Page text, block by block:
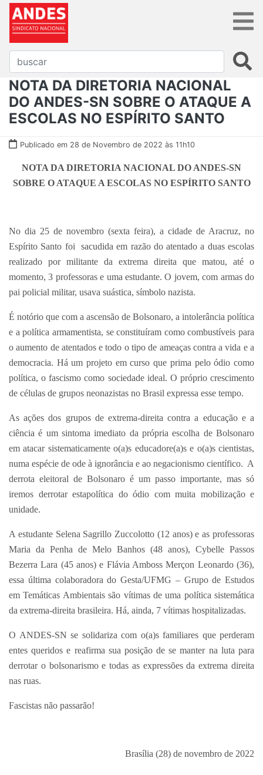
NOTA DA DIRETORIA NACIONAL
DO ANDES-SN SOBRE O ATAQUE A
ESCOLAS NO ESPÍRITO SANTO
Publicado em 28 de Novembro de 2022 às 11h10
NOTA DA DIRETORIA NACIONAL DO ANDES-SN
SOBRE O ATAQUE A ESCOLAS NO ESPÍRITO SANTO
No dia 25 de novembro (sexta feira), a cidade de Aracruz, no
Espírito Santo foi sacudida em razão do atentado a duas escolas
realizado por militante da extrema direita que matou, até o
momento, 3 professoras e uma estudante. O jovem, com armas do
pai policial militar, usava suástica, símbolo nazista.
É notório que com a ascensão de Bolsonaro, a intolerância política
e a política armamentista, se constituíram como combustíveis para
o aumento de atentados e todo o tipo de ameaças contra a vida e a
democracia. Há um projeto em curso que prima pelo ódio como
política, o fascismo como sociedade ideal. O próprio crescimento
de células de grupos neonazistas no Brasil expressa esse tempo.
As ações dos grupos de extrema-direita contra a educação e a
ciência é um sintoma imediato da própria escolha de Bolsonaro
em atacar sistematicamente o(a)s educadore(a)s e o(a)s cientistas,
numa espécie de ode à ignorância e ao negacionismo científico. A
derrota eleitoral de Bolsonaro é um passo importante, mas só
iremos derrotar estapolítica do ódio com muita mobilização e
unidade.
A estudante Selena Sagrillo Zuccolotto (12 anos) e as professoras
Maria da Penha de Melo Banhos (48 anos), Cybelle Passos
Bezerra Lara (45 anos) e Flávia Amboss Merçon Leonardo (36),
essa última colaboradora do Gesta/UFMG – Grupo de Estudos
em Temáticas Ambientais são vítimas de uma política sistemática
da extrema-direita brasileira. Há, ainda, 7 vítimas hospitalizadas.
O ANDES-SN se solidariza com o(a)s familiares que perderam
entes queridos e reafirma sua posição de se manter na luta para
derrotar o bolsonarismo e todas as expressões da extrema direita
nas ruas.
Fascistas não passarão!
Brasília (28) de novembro de 2022